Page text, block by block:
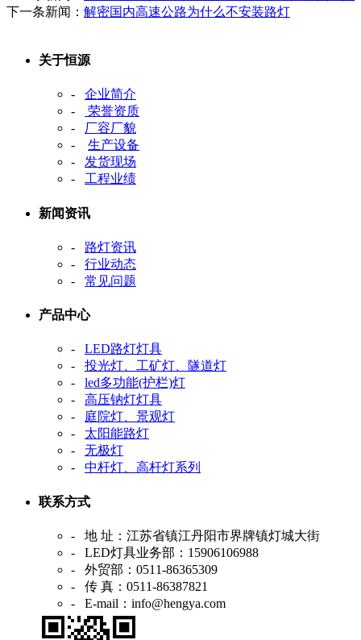
下一条新闻： 解密国内高速公路为什么不安装路灯
关于恒源
- 企业简介
-
荣誉资质
- 厂容厂貌
- 生产设备
- 发货现场
- 工程业绩
新闻资讯
- 路灯资讯
- 行业动态
- 常见问题
产品中心
- LED路灯灯具
- 投光灯、工矿灯、隧道灯
- led多功能(护栏)灯
- 高压钠灯灯具
- 庭院灯、景观灯
- 太阳能路灯
- 无极灯
- 中杆灯、高杆灯系列
联系方式
- 地 址：江苏省镇江丹阳市界牌镇灯城大街
- LED灯具业务部：15906106988
- 外贸部：0511-86365309
- 传 真：0511-86387821
- E-mail：info@hengya.com